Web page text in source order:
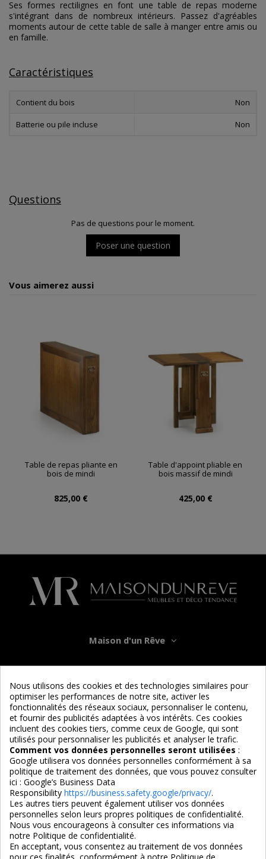
Ses formes rectilignes en font une table de repas moderne
s'intégrant dans de nombreux intérieurs. Passez d'agréables
moments autour de cette table de salle à manger entre amis ou
en famille.
Caractéristiques
Contient du bois Non
Batterie ou pile incluse Non
Questions
Pas de questions pour le moment.
Poser une question
Vous aimerez aussi
Table de repas pliante en
bois de mindi
825,00 €
Table d'appoint pliable en
bois massif de mindi
425,00 €
Maison d'un Rêve
Informations
Services
Nous suivre
4,7/5
Nous utilisons des cookies et des technologies similaires pour
optimiser les performances de notre site, activer les
fonctionnalités des réseaux sociaux, personnaliser le contenu,
et fournir des publicités adaptées à vos intérêts. Ces cookies
incluent des cookies tiers, comme ceux de Google, qui sont
utilisés pour personnaliser les publicités et analyser le trafic.
Comment vos données personnelles seront utilisées :
Google utilisera vos données personnelles conformément à sa
politique de traitement des données, que vous pouvez consulter
ici : Google’s Business Data
Responsibility https://business.safety.google/privacy/.
Les autres tiers peuvent également utiliser vos données
personnelles selon leurs propres politiques de confidentialité.
Nous vous encourageons à consulter ces informations via
notre Politique de confidentialité.
En acceptant, vous consentez au traitement de vos données